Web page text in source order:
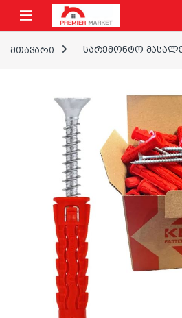
ნავიგაციაზე გადასვლა
შინაარსზე გადასვლა
მთავარი სარემონტო